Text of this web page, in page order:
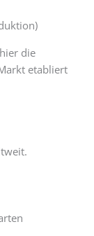
die
etabliert